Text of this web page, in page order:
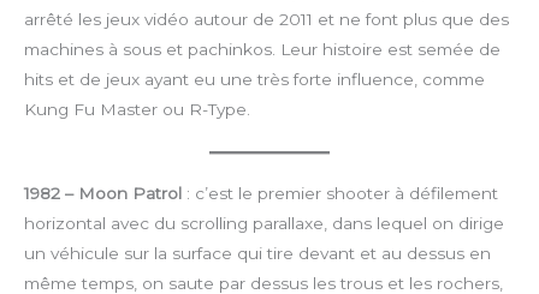
arrêté les jeux vidéo autour de 2011 et ne font plus que des
machines à sous et pachinkos. Leur histoire est semée de
hits et de jeux ayant eu une très forte influence, comme
Kung Fu Master ou R-Type.
1982 – Moon Patrol : c’est le premier shooter à défilement
horizontal avec du scrolling parallaxe, dans lequel on dirige
un véhicule sur la surface qui tire devant et au dessus en
même temps, on saute par dessus les trous et les rochers,